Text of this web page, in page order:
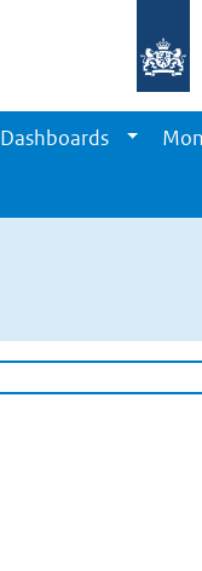
Dashboards